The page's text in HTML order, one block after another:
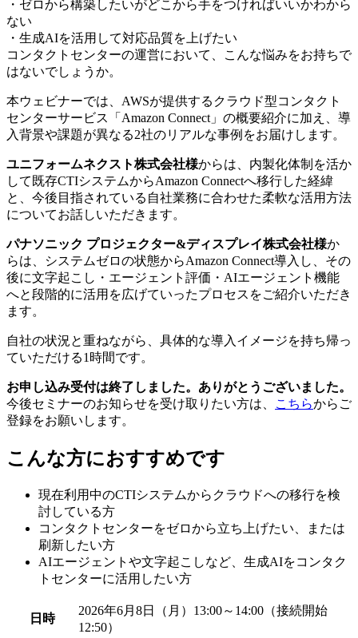
・ゼロから構築したいがどこから手をつければいいかわから
ない
・生成AIを活用して対応品質を上げたい
コンタクトセンターの運営において、こんな悩みをお持ちで
はないでしょうか。
本ウェビナーでは、AWSが提供するクラウド型コンタクト
センターサービス「Amazon Connect」の概要紹介に加え、導
入背景や課題が異なる2社のリアルな事例をお届けします。
ユニフォームネクスト株式会社様からは、内製化体制を活か
して既存CTIシステムからAmazon Connectへ移行した経緯
と、今後目指されている自社業務に合わせた柔軟な活用方法
についてお話しいただきます。
パナソニック プロジェクター&ディスプレイ株式会社様か
らは、システムゼロの状態からAmazon Connect導入し、その
後に文字起こし・エージェント評価・AIエージェント機能
へと段階的に活用を広げていったプロセスをご紹介いただき
ます。
自社の状況と重ねながら、具体的な導入イメージを持ち帰っ
ていただける1時間です。
お申し込み受付は終了しました。ありがとうございました。
今後セミナーのお知らせを受け取りたい方は、
こちらからご
登録をお願いします。
こんな方におすすめです
現在利用中のCTIシステムからクラウドへの移行を検
討している方
コンタクトセンターをゼロから立ち上げたい、または
刷新したい方
AIエージェントや文字起こしなど、生成AIをコンタク
トセンターに活用したい方
日時
2026年6月8日（月）13:00～14:00（接続開始
12:50）